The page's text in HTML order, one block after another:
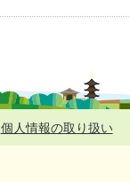
個人情報の取り扱い